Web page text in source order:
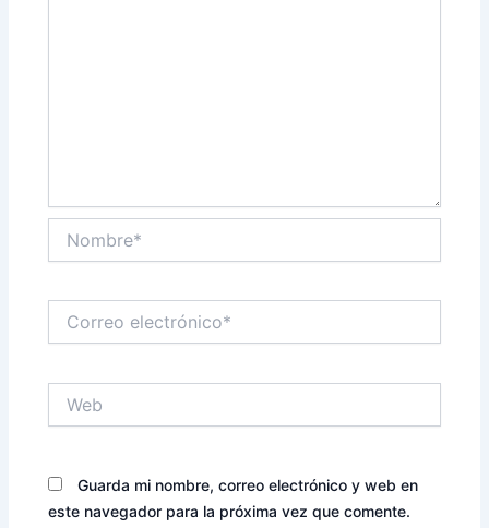
electrónico*
Guarda mi nombre, correo electrónico y web en
este navegador para la próxima vez que comente.